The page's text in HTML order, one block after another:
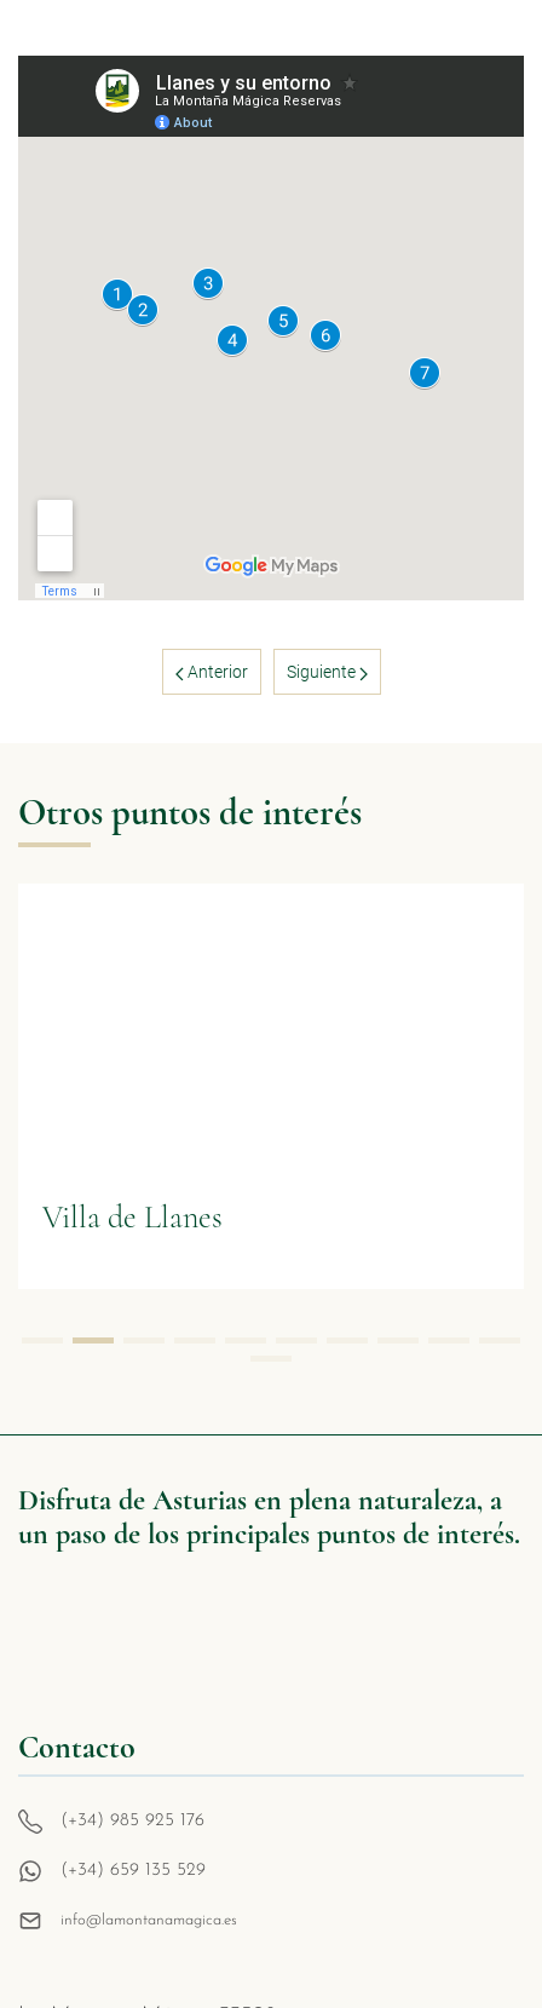
Anterior Siguiente
Otros puntos de interés
Villa de Llanes
Disfruta de Asturias en plena naturaleza, a
un paso de los principales puntos de interés.
Contacto
(+34) 985 925 176
(+34) 659 135 529
info@lamontanamagica.es